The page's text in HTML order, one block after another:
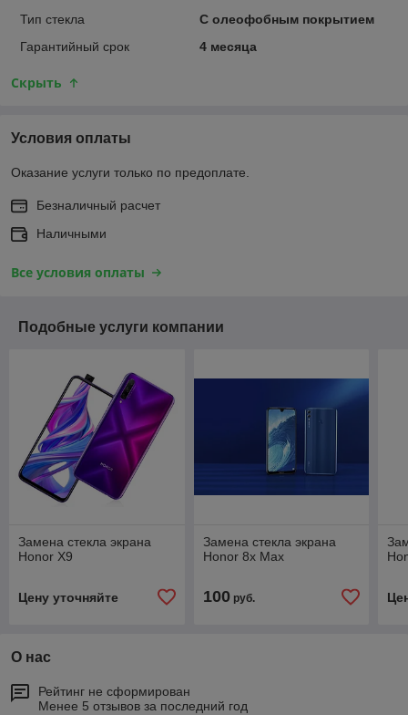
Тип стекла
С олеофобным покрытием
Гарантийный срок
4 месяца
Скрыть
Условия оплаты
Оказание услуги только по предоплате.
Безналичный расчет
Наличными
Все условия оплаты
Подобные услуги компании
Замена стекла экрана
Honor X9
Цену уточняйте
Замена стекла экрана
Honor 8x Max
100руб.
О нас
Рейтинг не сформирован
Менее 5 отзывов за последний год